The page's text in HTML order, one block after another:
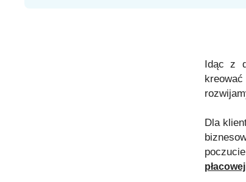
Idąc z
Dla
płacowej